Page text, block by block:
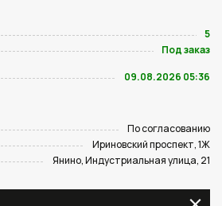
5
Под заказ
09.08.2026 05:36
По согласованию
Ириновский проспект, 1Ж
Янино, Индустриальная улица, 21